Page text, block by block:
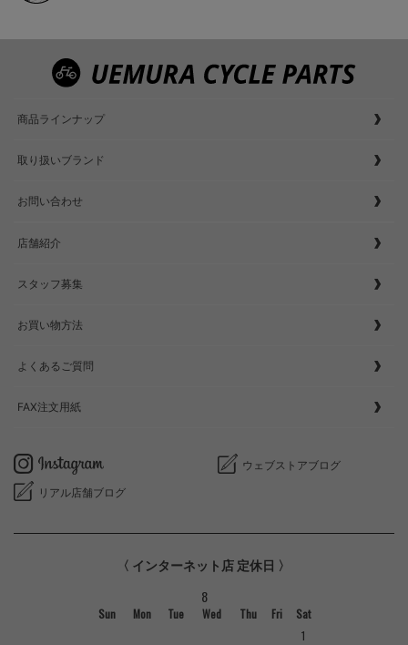
商品ラインナップ
取り扱いブランド
お問い合わせ
店舗紹介
スタッフ募集
お買い物方法
よくあるご質問
FAX注文用紙
ウェブストアブログ
リアル店舗ブログ
〈 インターネット店 定休日 〉
8
Sun Mon Tue Wed Thu Fri
Sat
1